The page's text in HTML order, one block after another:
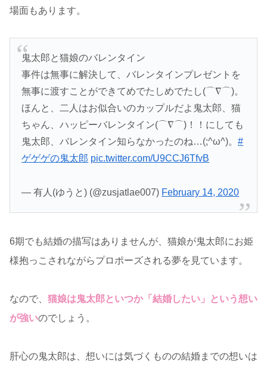
場面もあります。
鬼太郎と猫娘のバレンタイン
事件は無事に解決して、バレンタインプレゼントを
無事に渡すことができてめでたしめでたし(⌒∇⌒)。
ほんと、二人はお似合いのカップルだよ鬼太郎、猫
ちゃん、ハッピーバレンタイン(⌒∇⌒)！！にしても
鬼太郎、バレンタイン知らなかったのね…(;^ω^)。#
ゲゲゲの鬼太郎 pic.twitter.com/U9CCJ6TfvB
— 有人(ゆうと) (@zusjatlae007) February 14, 2020
6期でも結婚の描写はありませんが、猫娘が鬼太郎にお姫
様抱っこされながらプロポーズされる夢を見ています。
なので、 猫娘は鬼太郎といつか「結婚したい」という想い
が強いのでしょう。
肝心の鬼太郎は、想いには気づくものの結婚までの想いは